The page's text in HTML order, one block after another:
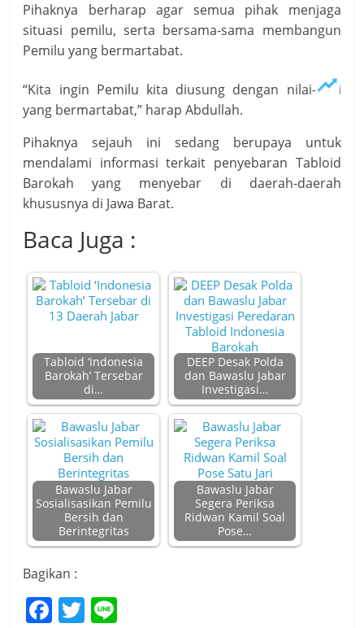
Pihaknya berharap agar semua pihak menjaga
situasi pemilu, serta bersama-sama membangun
Pemilu yang bermartabat.
“Kita ingin Pemilu kita diusung dengan nilai-nilai
yang bermartabat,” harap Abdullah.
Pihaknya sejauh ini sedang berupaya untuk
mendalami informasi terkait penyebaran Tabloid
Barokah yang menyebar di daerah-daerah
khususnya di Jawa Barat.
Baca Juga :
Tabloid ‘Indonesia
Barokah’ Tersebar
di…
DEEP Desak Polda
dan Bawaslu Jabar
Investigasi…
Bawaslu Jabar
Sosialisasikan Pemilu
Bersih dan
Berintegritas
Bawaslu Jabar
Segera Periksa
Ridwan Kamil Soal
Pose…
Bagikan :
F T